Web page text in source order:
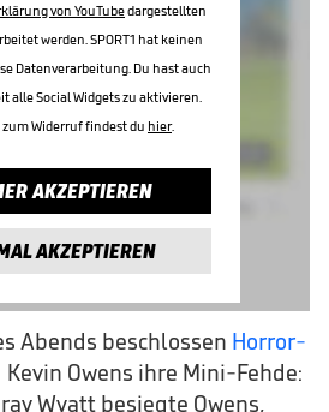
von YouTubedargestellten
werden. SPORT1 hat keinen
Datenverarbeitung. Du hast auch
alle Social Widgets zu aktivieren.
zum Widerruf findest du hier.
AKZEPTIEREN
AKZEPTIEREN
Abends beschlossen Horror-
Kevin Owens ihre Mini-Fehde:
Wyatt besiegte Owens,